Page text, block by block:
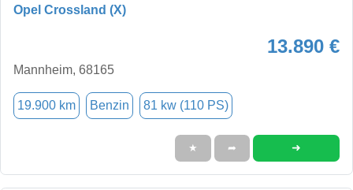
Opel Crossland (X)
13.890 €
Mannheim, 68165
19.900 km Benzin 81 kw (110 PS)
★ ➦ ➜